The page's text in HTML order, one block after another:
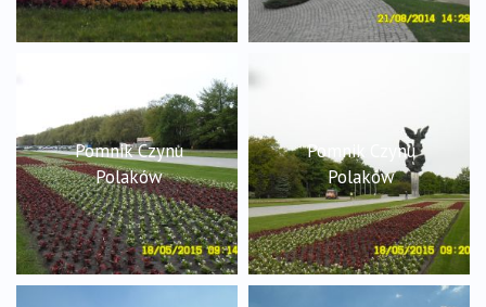
Pomnik Czynu
Polaków
Pomnik Czynu
Polaków